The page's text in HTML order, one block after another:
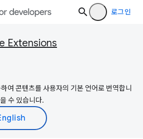
로그인
Extensions
여 콘텐츠를 사용자의 기본 언어로 번역합니
수 있습니다.